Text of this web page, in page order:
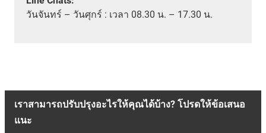
วันจันทร์ – วันศุกร์ : เวลา 08.30 น. – 17.30 น.
เราสามารถปรับปรุงอะไรให้คุณได้บ้าง? โปรดให้ข้อเสนอ
แนะ